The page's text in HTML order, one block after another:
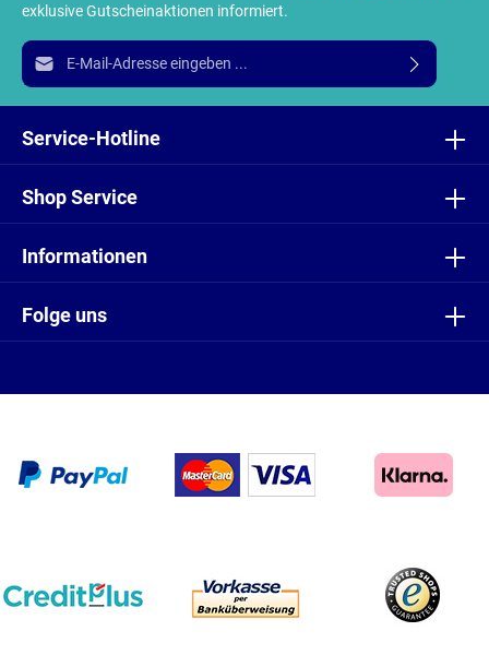
exklusive Gutscheinaktionen informiert.
E-Mail-Adresse*
Ich habe dieDatenschutzbestimmungenzur Kenntnis
einverstanden.
Folge uns
Service-Hotline
Shop Service
Informationen